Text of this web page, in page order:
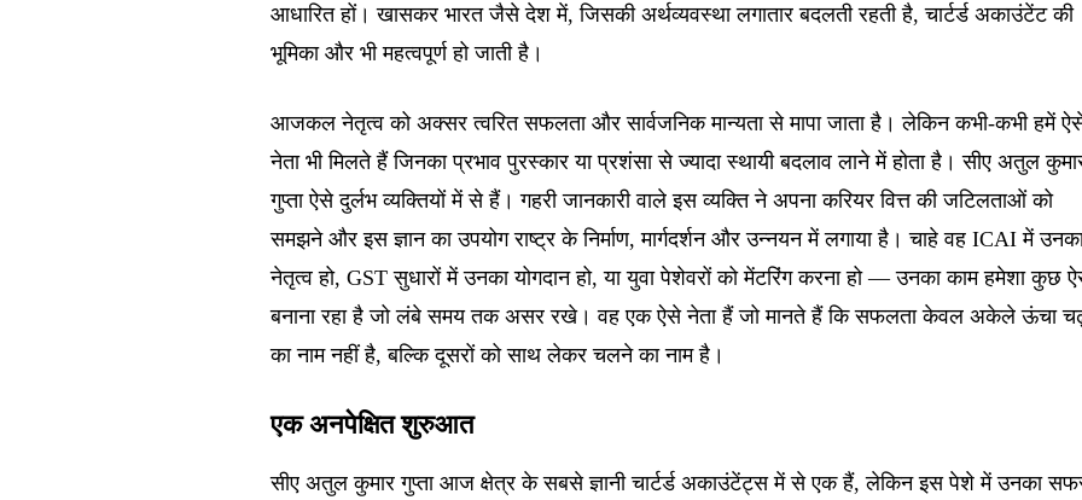
आधारित हों। खासकर भारत जैसे देश में, जिसकी अर्थव्यवस्था लगातार बदलती रहती है, चार्टर्ड अकाउंटेंट की
भूमिका और भी महत्वपूर्ण हो जाती है।
आजकल नेतृत्व को अक्सर त्वरित सफलता और सार्वजनिक मान्यता से मापा जाता है। लेकिन कभी-कभी हमें
नेता भी मिलते हैं जिनका प्रभाव पुरस्कार या प्रशंसा से ज्यादा स्थायी बदलाव लाने में होता है। सीए अतुल
गुप्ता ऐसे दुर्लभ व्यक्तियों में से हैं। गहरी जानकारी वाले इस व्यक्ति ने अपना करियर वित्त की जटिलताओं को
समझने और इस ज्ञान का उपयोग राष्ट्र के निर्माण, मार्गदर्शन और उन्नयन में लगाया है। चाहे वह ICAI में
नेतृत्व हो, GST सुधारों में उनका योगदान हो, या युवा पेशेवरों को मेंटरिंग करना हो — उनका काम हमेशा कुछ
बनाना रहा है जो लंबे समय तक असर रखे। वह एक ऐसे नेता हैं जो मानते हैं कि सफलता केवल अकेले ऊंचा
का नाम नहीं है, बल्कि दूसरों को साथ लेकर चलने का नाम है।
एक अनपेक्षित शुरुआत
सीए अतुल कुमार गुप्ता आज क्षेत्र के सबसे ज्ञानी चार्टर्ड अकाउंटेंट्स में से एक हैं, लेकिन इस पेशे में उनका